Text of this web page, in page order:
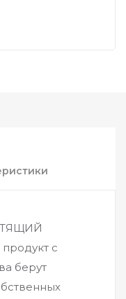
с
берут